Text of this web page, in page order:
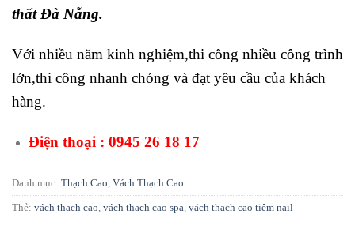
thất Đà Nẵng.
Với nhiều năm kinh nghiệm,thi công nhiều công trình
lớn,thi công nhanh chóng và đạt yêu cầu của khách
hàng.
Điện thoại : 0945 26 18 17
Danh mục: Thạch Cao, Vách Thạch Cao
Thẻ: vách thạch cao, vách thạch cao spa, vách thạch cao tiệm nail